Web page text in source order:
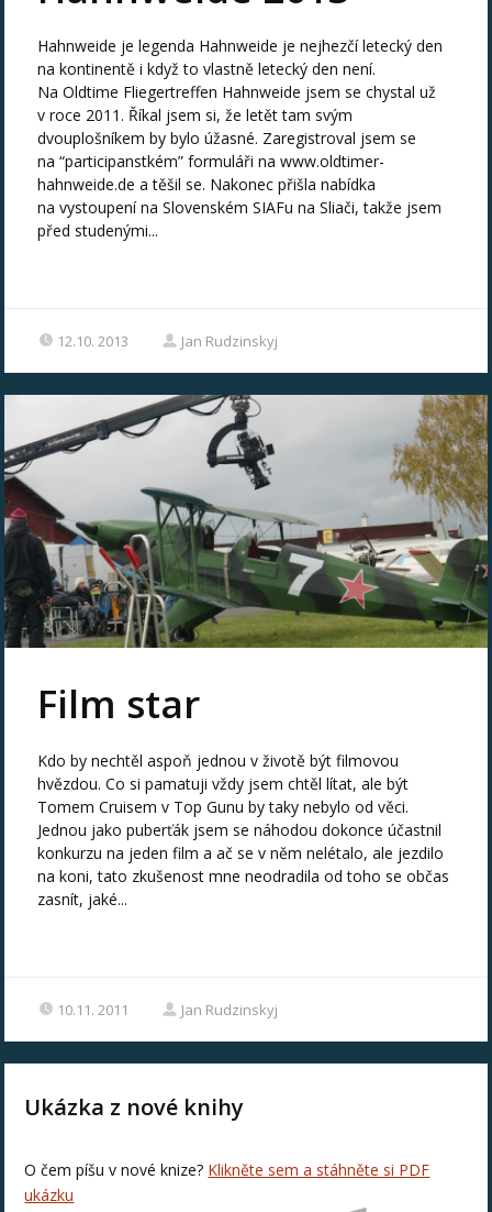
Hahnweide je legenda Hahnweide je nejhezčí letecký den
na kontinentě i když to vlastně letecký den není.
Na Oldtime Fliegertreffen Hahnweide jsem se chystal už
v roce 2011. Říkal jsem si, že letět tam svým
dvouplošníkem by bylo úžasné. Zaregistroval jsem se
na “participanstkém” formuláři na www.oldtimer-
hahnweide.de a těšil se. Nakonec přišla nabídka
na vystoupení na Slovenském SIAFu na Sliači, takže jsem
před studenými...
12.10. 2013 Jan Rudzinskyj
Film star
Kdo by nechtěl aspoň jednou v životě být filmovou
hvězdou. Co si pamatuji vždy jsem chtěl lítat, ale být
Tomem Cruisem v Top Gunu by taky nebylo od věci.
Jednou jako puberťák jsem se náhodou dokonce účastnil
konkurzu na jeden film a ač se v něm nelétalo, ale jezdilo
na koni, tato zkušenost mne neodradila od toho se občas
zasnít, jaké...
10.11. 2011 Jan Rudzinskyj
Ukázka z nové knihy
O čem píšu v nové knize? Klikněte sem a stáhněte si PDF
ukázku